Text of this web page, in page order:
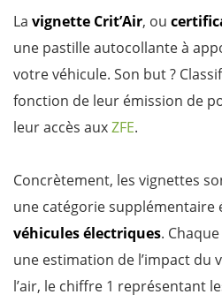
La vignette Crit’Air, ou
une pastille autocollante à
votre véhicule. Son but ?
fonction de leur émission de
leur accès auxZFE.
Concrètement, les vignettes
une catégorie supplémentaire
véhicules électriques.
une estimation de l’impact du
l’air, le chiffre 1 représentant